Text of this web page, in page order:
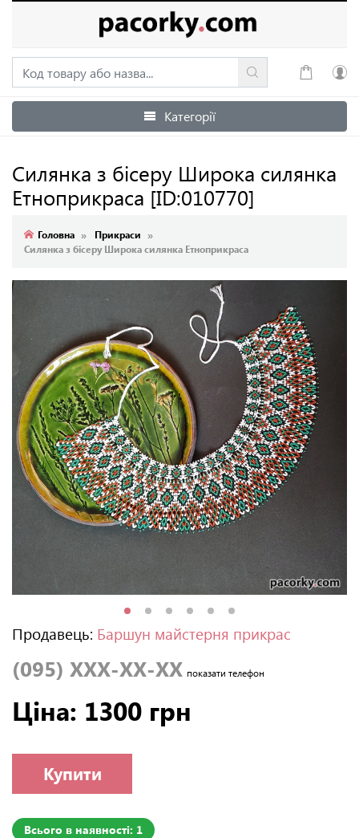
Увійти
Категорії
Силянка з бісеру Широка силянка
Етноприкраса [ID:010770]
Головна
Прикраси
Силянка з бісеру Широка силянка Етноприкраса
Продавець: Баршун майстерня прикрас
(095) XXX-XX-XX показати телефон
Ціна: 1300 грн
Купити
Всього в наявності: 1